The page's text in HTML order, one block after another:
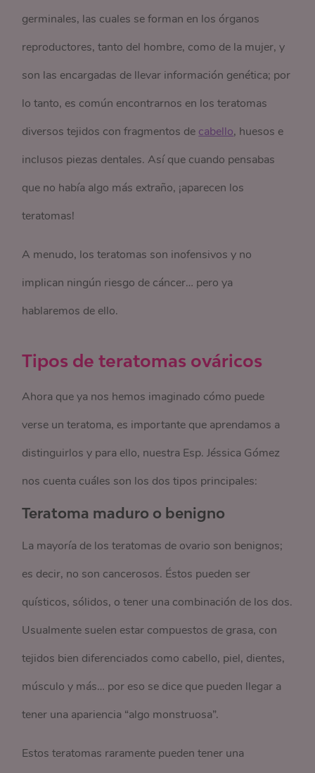
germinales, las cuales se forman en los órganos
reproductores, tanto del hombre, como de la mujer, y
son las encargadas de llevar información genética; por
lo tanto, es común encontrarnos en los teratomas
diversos tejidos con fragmentos de cabello, huesos e
inclusos piezas dentales. Así que cuando pensabas
que no había algo más extraño, ¡aparecen los
teratomas!
A menudo, los teratomas son inofensivos y no
implican ningún riesgo de cáncer… pero ya
hablaremos de ello.
Tipos de teratomas ováricos
Ahora que ya nos hemos imaginado cómo puede
verse un teratoma, es importante que aprendamos a
distinguirlos y para ello, nuestra Esp. Jéssica Gómez
nos cuenta cuáles son los dos tipos principales:
Teratoma maduro o benigno
La mayoría de los teratomas de ovario son benignos;
es decir, no son cancerosos. Éstos pueden ser
quísticos, sólidos, o tener una combinación de los dos.
Usualmente suelen estar compuestos de grasa, con
tejidos bien diferenciados como cabello, piel, dientes,
músculo y más… por eso se dice que pueden llegar a
tener una apariencia “algo monstruosa”.
Estos teratomas raramente pueden tener una